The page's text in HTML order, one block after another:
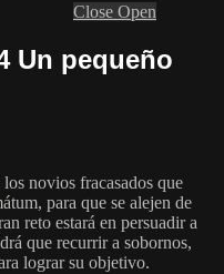
Close Open
Un pequeño
novios fracasados que
para que se alejen de
reto estará en persuadir a
que recurrir a sobornos,
lograr su objetivo.